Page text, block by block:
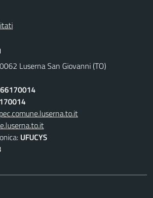
Luserna San Giovanni (TO)
UFUCYS